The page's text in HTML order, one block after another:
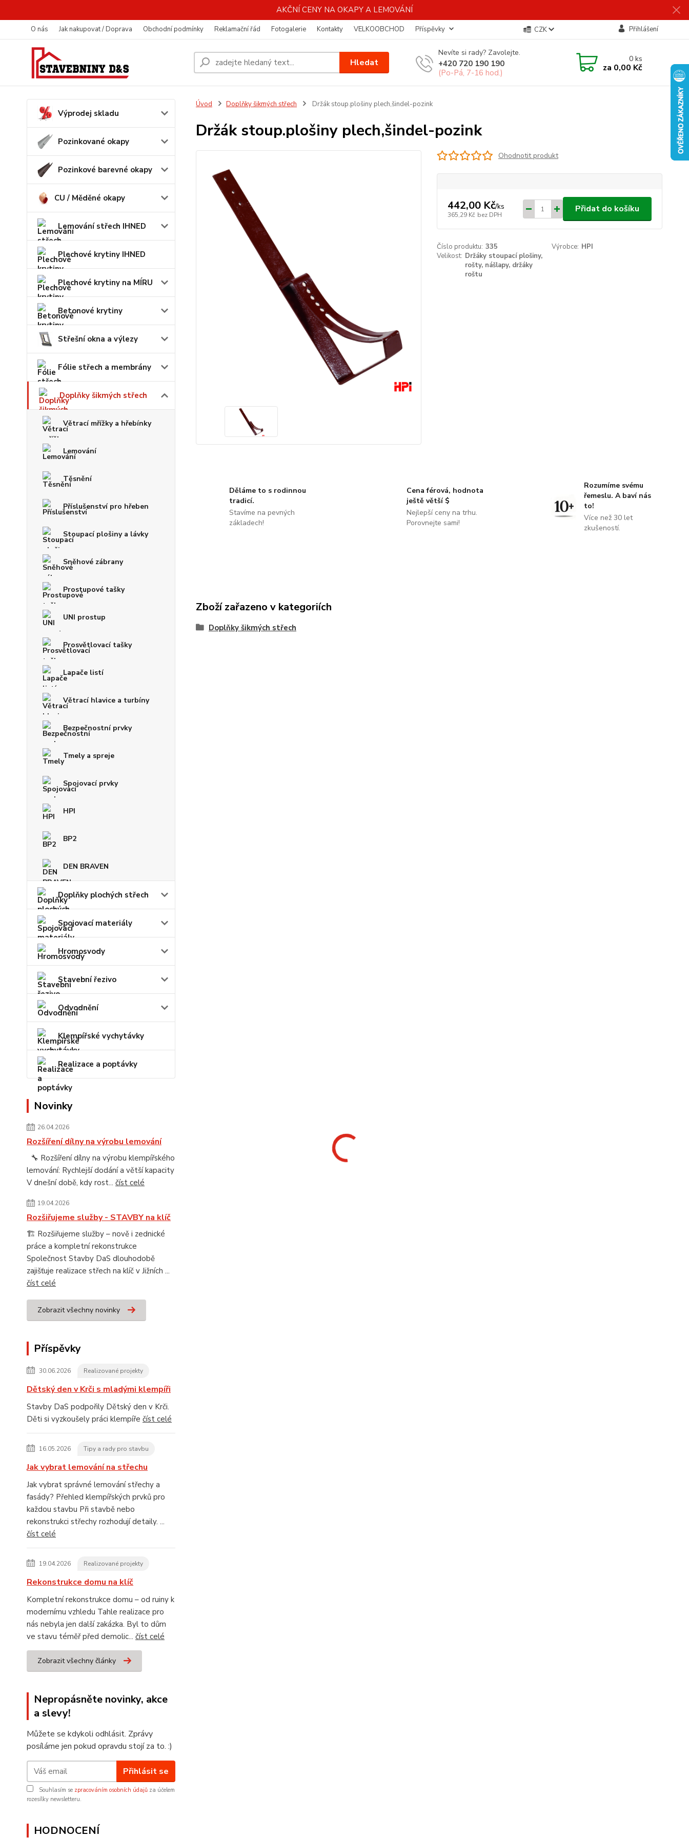
AKČNÍ CENY NA OKAPY A LEMOVÁNÍ
O nás Jak nakupovat / Doprava Obchodní podmínky Reklamační řád Fotogalerie Kontakty VELKOOBCHOD Příspěvky CZK Přihlášení
Hledat
Nevíte si rady? Zavolejte.
+420 720 190 190
(Po-Pá, 7-16 hod.)
0ks
za 0,00 Kč
Výprodej skladu
Pozinkované okapy
Pozinkové barevné okapy
CU / Měděné okapy
Lemování střech IHNED
Plechové krytiny IHNED
Plechové krytiny na MÍRU
Betonové krytiny
Střešní okna a výlezy
Fólie střech a membrány
Doplňky šikmých střech
Větrací mřížky a hřebínky
Lemování
Těsnění
Příslušenství pro hřeben
Stoupací plošiny a lávky
Sněhové zábrany
Prostupové tašky
UNI prostup
Prosvětlovací tašky
Lapače listí
Větrací hlavice a turbíny
Bezpečnostní prvky
Tmely a spreje
Spojovací prvky
HPI
BP2
DEN BRAVEN
Doplňky plochých střech
Spojovací materiály
Hromosvody
Stavební řezivo
Odvodnění
Klempířské vychytávky
Realizace a poptávky
Novinky
26.04.2026
Rozšíření dílny na výrobu lemování
🔧 Rozšíření dílny na výrobu klempířského
lemování: Rychlejší dodání a větší kapacity
V dnešní době, kdy rost... číst celé
19.04.2026
Rozšiřujeme služby - STAVBY na klíč
🏗️ Rozšiřujeme služby – nově i zednické
práce a kompletní rekonstrukce
Společnost Stavby DaS dlouhodobě
zajišťuje realizace střech na klíč v Jižních ...
číst celé
Zobrazit všechny novinky
Příspěvky
30.06.2026 Realizované projekty
Dětský den v Krči s mladými klempíři
Stavby DaS podpořily Dětský den v Krči.
Děti si vyzkoušely práci klempíře číst celé
16.05.2026 Tipy a rady pro stavbu
Jak vybrat lemování na střechu
Jak vybrat správné lemování střechy a
fasády? Přehled klempířských prvků pro
každou stavbu Při stavbě nebo
rekonstrukci střechy rozhodují detaily. ...
číst celé
19.04.2026 Realizované projekty
Rekonstrukce domu na klíč
Kompletní rekonstrukce domu – od ruiny k
modernímu vzhledu Tahle realizace pro
nás nebyla jen další zakázka. Byl to dům
ve stavu téměř před demolic... číst celé
Zobrazit všechny články
Nepropásněte novinky, akce
a slevy!
Můžete se kdykoli odhlásit. Zprávy
posíláme jen pokud opravdu stojí za to. :)
Přihlásit se
Souhlasím se zpracováním osobních údajů za účelem
rozesílky newsletteru.
HODNOCENÍ
Úvod Doplňky šikmých střech Držák stoup.plošiny plech,šindel-pozink
Držák stoup.plošiny plech,šindel-pozink
Ohodnotit produkt
442,00 Kč/ks
365,29 Kč bez DPH
Přidat do košíku
Číslo produktu: 335 Výrobce: HPI
Velikost: Držáky stoupací plošiny,
rošty, nášlapy, držáky
roštu
Děláme to s rodinnou
tradicí.
Stavíme na pevných
základech!
Cena férová, hodnota
ještě větší $
Nejlepší ceny na trhu.
Porovnejte sami!
Rozumíme svému
řemeslu. A baví nás
to!
Více než 30 let
zkušeností.
Zboží zařazeno v kategoriích
Doplňky šikmých střech